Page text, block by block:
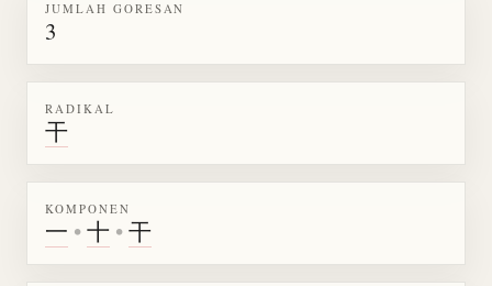
JUMLAH GORESAN
3
RADIKAL
干
KOMPONEN
一 •十 •干